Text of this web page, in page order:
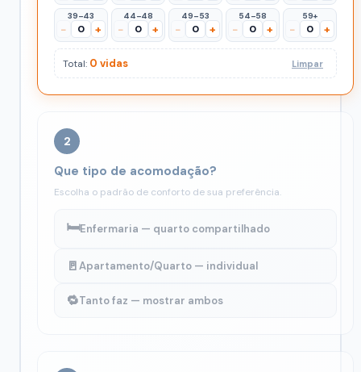
39–43
− +
44–48
− +
49–53
− +
54–58
− +
59+
− +
Total: 0 vidas Limpar
2
Que tipo de acomodação?
Escolha o padrão de conforto de sua preferência.
🛏️Enfermaria — quarto compartilhado
🚪Apartamento/Quarto — individual
🔁Tanto faz — mostrar ambos